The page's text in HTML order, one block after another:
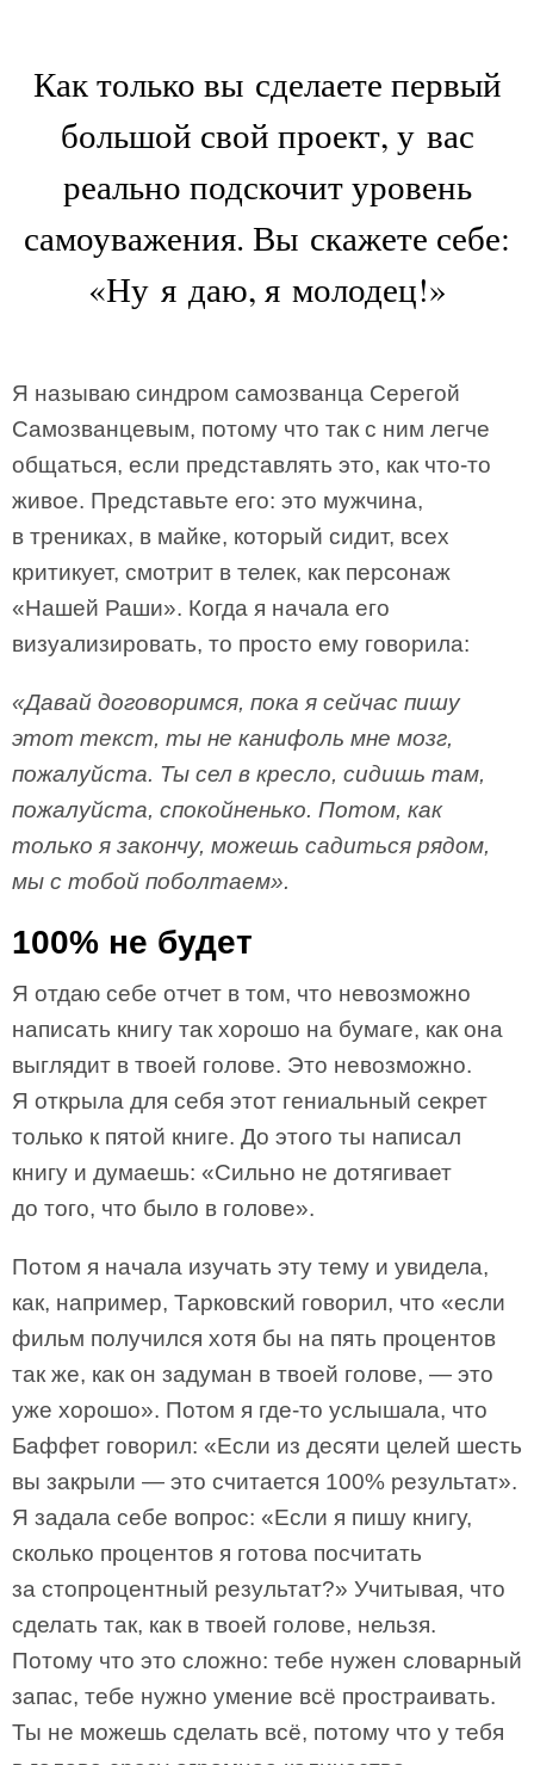
Как только вы сделаете первый
большой свой проект, у вас
реально подскочит уровень
самоуважения. Вы скажете себе:
«Ну я даю, я молодец!»
Я называю синдром самозванца Серегой
Самозванцевым, потому что так с ним легче
общаться, если представлять это, как что-то
живое. Представьте его: это мужчина,
в трениках, в майке, который сидит, всех
критикует, смотрит в телек, как персонаж
«Нашей Раши». Когда я начала его
визуализировать, то просто ему говорила:
«Давай договоримся, пока я сейчас пишу
этот текст, ты не канифоль мне мозг,
пожалуйста. Ты сел в кресло, сидишь там,
пожалуйста, спокойненько. Потом, как
только я закончу, можешь садиться рядом,
мы с тобой поболтаем».
100% не будет
Я отдаю себе отчет в том, что невозможно
написать книгу так хорошо на бумаге, как она
выглядит в твоей голове. Это невозможно.
Я открыла для себя этот гениальный секрет
только к пятой книге. До этого ты написал
книгу и думаешь: «Сильно не дотягивает
до того, что было в голове».
Потом я начала изучать эту тему и увидела,
как, например, Тарковский говорил, что «если
фильм получился хотя бы на пять процентов
так же, как он задуман в твоей голове, — это
уже хорошо». Потом я где-то услышала, что
Баффет говорил: «Если из десяти целей шесть
вы закрыли — это считается 100% результат».
Я задала себе вопрос: «Если я пишу книгу,
сколько процентов я готова посчитать
за стопроцентный результат?» Учитывая, что
сделать так, как в твоей голове, нельзя.
Потому что это сложно: тебе нужен словарный
запас, тебе нужно умение всё простраивать.
Ты не можешь сделать всё, потому что у тебя